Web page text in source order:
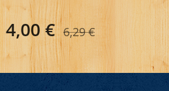
4,00€ 6,29€